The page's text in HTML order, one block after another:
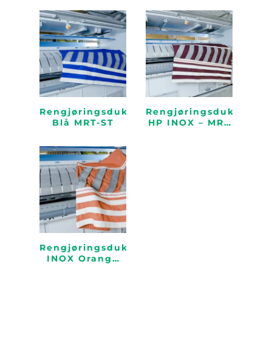
Rengjøringsduk
Blå MRT-ST
Rengjøringsduk
HP INOX – MRT
Rengjøringsduk
INOX Orange